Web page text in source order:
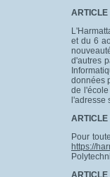
ARTICLE
et du 6
d'autres
données
de
l'adresse
ARTICLE
Pour
https://
ARTICLE